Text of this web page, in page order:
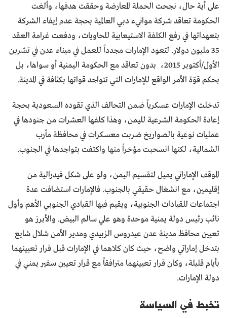
على أية حال، نجحت الحملة المعارضة وحققت هدفها، وألغت
الحكومة تعاقد شركة موانيء دبي العالمية بحجة عدم إيفاء الشركة
بتعهداتها في رفع الكلفة الاستيعابية للحاويات، ودفعت غرامة العقد
35 مليون دولار. لتعود الإمارات مجدداً للعمل في ميناء عدن في تشرين
الأول/أكتوبر 2015، بدون تعاقد مع الحكومة اليمنية أو سواها، بل
بحكم قوّة الأمر الواقع للإمارات التي تتواجد قواتها بكثافة في المدينة.
تدخلت الإمارات عسكرياً ضمن التحالف الذي تقوده السعودية بحجة
إعادة الحكومة الشرعية لليمن، وهذا كلفها العشرات من جنودها في
عمليات نوعية بالصواريخ ضربت معسكرات في محافظة مأرب
الشمالية، لكنها انسحبت مؤخراً منها واكتفت بتواجدها في الجنوب.
الموقف الإماراتي يميل لتقسيم اليمن، ولو على شكل فيدرالية من
إقليمين، مع انشغال حقيقي بالجنوب. فالإمارات استضافت عدة
اجتماعات للقيادات الجنوبية، ويقيم فيها القيادي الجنوبي الأهم وأول
نائب رئيس دولة يمنية موحدة وهو علي سالم البيض. والأبرز هو
تعيين محافظ مدينة عدن عيدروس الزبيدي ومدير الأمن شلال شايع
بتدخل إماراتي واضح، حيث كان كلاهما في الإمارات قبل قرار تعيينهما
بأيام قليلة، وكان قرار تعيينهما مترافقاً مع قرار تعيين سفير يمني في
دولة الإمارات.
تخبط في السياسة